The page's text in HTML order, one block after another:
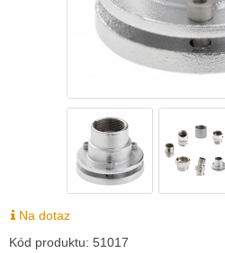
Na dotaz
Kód produktu: 51017